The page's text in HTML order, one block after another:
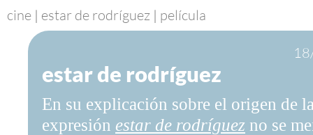
NOTICIAS
SOBRE LA FUNDÉURAE
FundéuRAE es una fundación patrocinada por la
y la Real Academia Española, cuyo objetivo es
el buen uso del español en los medios de
Internet.
cine | estar de rodríguez | película
estar de rodríguez
En su explicación sobre el origen de
expresión estar de rodríguez no se